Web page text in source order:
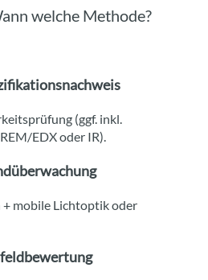
welche Methode?
(ggf. inkl.
EDX oder IR).
mobile Lichtoptik oder